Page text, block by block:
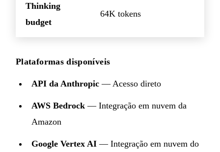
Thinking
budget
64K tokens
Plataformas disponíveis
API da Anthropic — Acesso direto
AWS Bedrock — Integração em nuvem da
Amazon
Google Vertex AI — Integração em nuvem do